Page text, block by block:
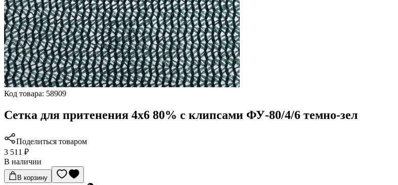
Код товара: 58909
Сетка для притенения 4х6 80% с клипсами ФУ-80/4/6 темно-зел
Поделиться товаром
3 511 ₽
В наличии
В корзину